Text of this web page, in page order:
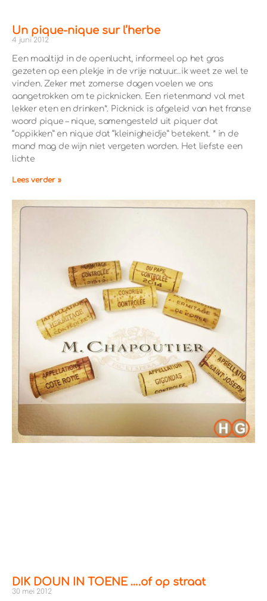
Un pique-nique sur l’herbe
4 juni 2012
Een maaltijd in de openlucht, informeel op het gras
gezeten op een plekje in de vrije natuur…ik weet ze wel te
vinden. Zeker met zomerse dagen voelen we ons
aangetrokken om te picknicken. Een rietenmand vol met
lekker eten en drinken*. Picknick is afgeleid van het franse
woord pique – nique, samengesteld uit piquer dat
“oppikken” en nique dat “kleinigheidje” betekent. * in de
mand mag de wijn niet vergeten worden. Het liefste een
lichte
Lees verder »
DIK DOUN IN TOENE ….of op straat
30 mei 2012